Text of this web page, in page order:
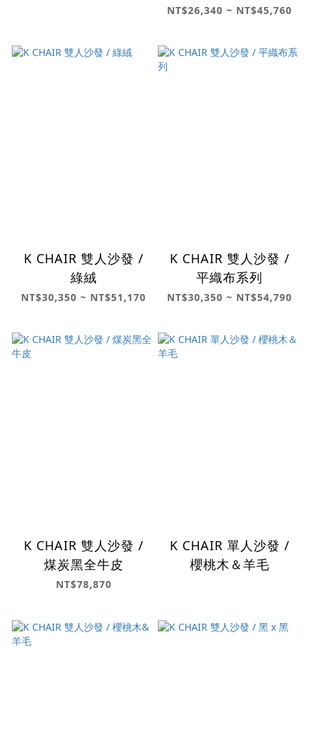
NT$26,340 ~ NT$45,760
K CHAIR 雙人沙發 /
綠絨
NT$30,350 ~ NT$51,170
K CHAIR 雙人沙發 /
平織布系列
NT$30,350 ~ NT$54,790
K CHAIR 雙人沙發 /
煤炭黑全牛皮
NT$78,870
K CHAIR 單人沙發 /
櫻桃木＆羊毛